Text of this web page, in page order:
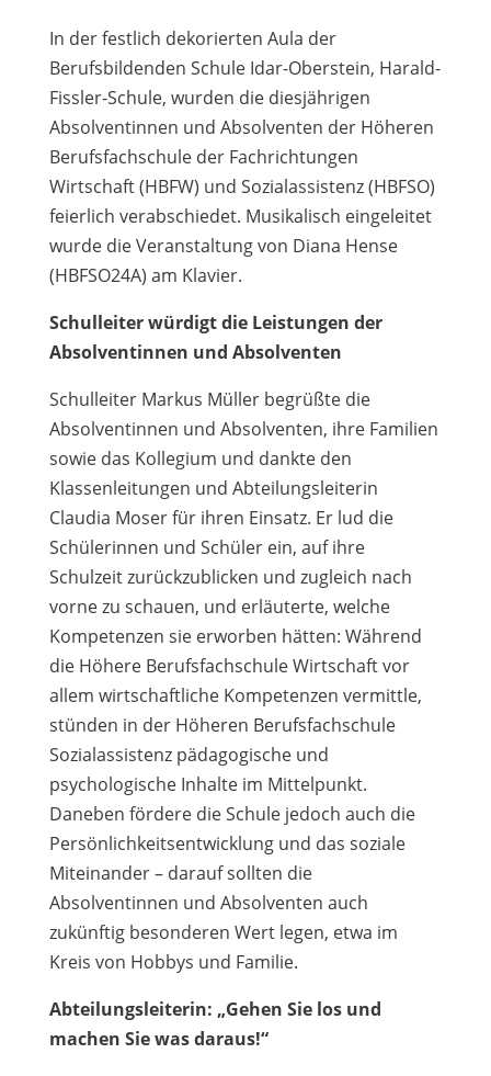
In der festlich dekorierten Aula der
Berufsbildenden Schule Idar-Oberstein, Harald-
Fissler-Schule, wurden die diesjährigen
Absolventinnen und Absolventen der Höheren
Berufsfachschule der Fachrichtungen
Wirtschaft (HBFW) und Sozialassistenz (HBFSO)
feierlich verabschiedet. Musikalisch eingeleitet
wurde die Veranstaltung von Diana Hense
(HBFSO24A) am Klavier.
Schulleiter würdigt die Leistungen der
Absolventinnen und Absolventen
Schulleiter Markus Müller begrüßte die
Absolventinnen und Absolventen, ihre Familien
sowie das Kollegium und dankte den
Klassenleitungen und Abteilungsleiterin
Claudia Moser für ihren Einsatz. Er lud die
Schülerinnen und Schüler ein, auf ihre
Schulzeit zurückzublicken und zugleich nach
vorne zu schauen, und erläuterte, welche
Kompetenzen sie erworben hätten: Während
die Höhere Berufsfachschule Wirtschaft vor
allem wirtschaftliche Kompetenzen vermittle,
stünden in der Höheren Berufsfachschule
Sozialassistenz pädagogische und
psychologische Inhalte im Mittelpunkt.
Daneben fördere die Schule jedoch auch die
Persönlichkeitsentwicklung und das soziale
Miteinander – darauf sollten die
Absolventinnen und Absolventen auch
zukünftig besonderen Wert legen, etwa im
Kreis von Hobbys und Familie.
Abteilungsleiterin: „Gehen Sie los und
machen Sie was daraus!“